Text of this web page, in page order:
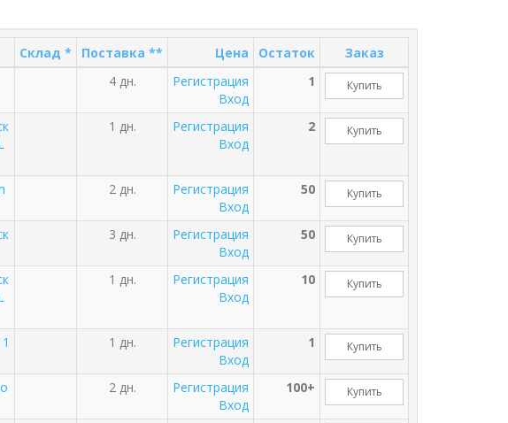
Склад * Поставка ** Цена Остаток
Заказ
4 дн.
Регистрация
Вход
1 Купить
1 дн.
Регистрация
Вход
2 Купить
2 дн.
Регистрация
Вход
50 Купить
3 дн.
Регистрация
Вход
50 Купить
1 дн.
Регистрация
Вход
10 Купить
1 дн.
Регистрация
Вход
1 Купить
2 дн.
Регистрация
Вход
100+ Купить